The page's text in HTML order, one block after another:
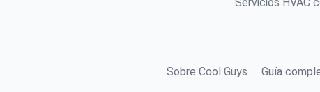
Sobre Cool Guys Guía